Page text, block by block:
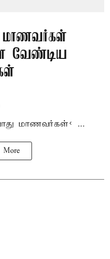
மாணவர்கள்
வேண்டிய
மாணவர்கள்< ...
More